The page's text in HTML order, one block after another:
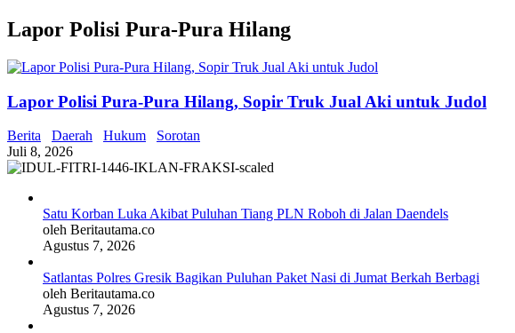
Lapor Polisi Pura-Pura Hilang
Lapor Polisi Pura-Pura Hilang, Sopir Truk Jual Aki untuk Judol
Berita Daerah Hukum
Sorotan
Juli 8, 2026
Satu Korban Luka Akibat Puluhan Tiang PLN Roboh di Jalan Daendels
oleh Beritautama.co
Agustus 7, 2026
Satlantas Polres Gresik Bagikan Puluhan Paket Nasi di Jumat Berkah Berbagi
oleh Beritautama.co
Agustus 7, 2026